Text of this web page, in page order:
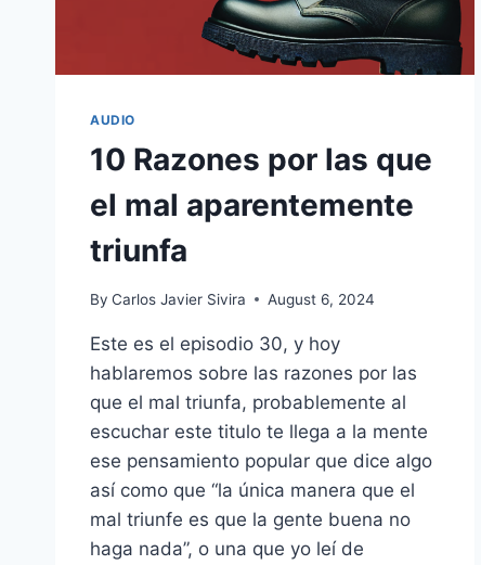
AUDIO
10 Razones por las que
el mal aparentemente
triunfa
By Carlos Javier Sivira August 6, 2024
Este es el episodio 30, y hoy
hablaremos sobre las razones por las
que el mal triunfa, probablemente al
escuchar este titulo te llega a la mente
ese pensamiento popular que dice algo
así como que “la única manera que el
mal triunfe es que la gente buena no
haga nada”, o una que yo leí de